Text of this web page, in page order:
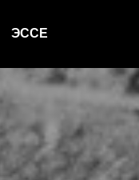
ЭССЕ